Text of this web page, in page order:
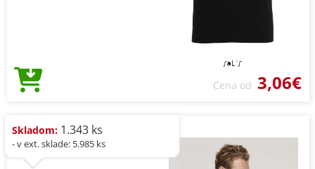
Cena od 3,06€
Skladom: 1.343 ks
- v ext. sklade: 5.985 ks